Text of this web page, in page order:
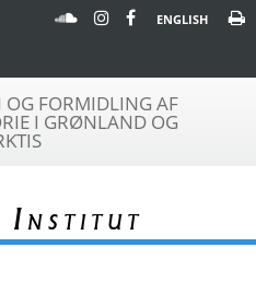
ENGLISH
FORMIDLING AF
I GRØNLAND OG
Institut